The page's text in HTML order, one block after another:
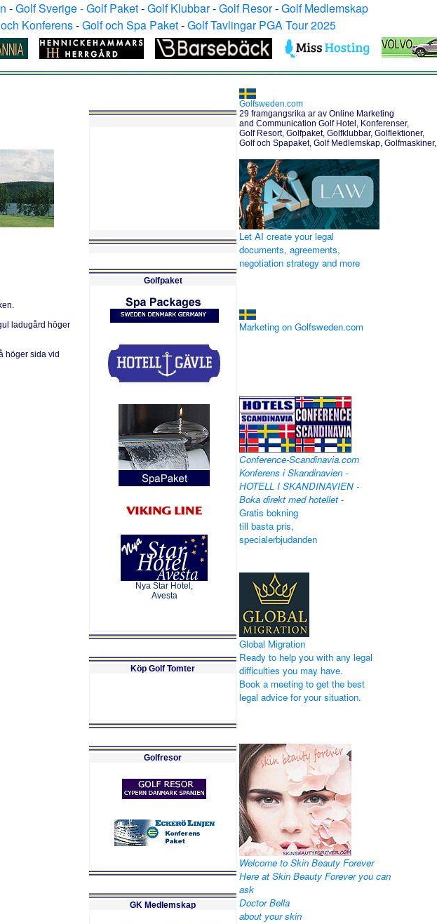
-Golf Sverige - Golf Paket-Golf Klubbar-Golf Resor-Golf Medlemskap
Konferens-Golf och Spa Paket-Golf Tavlingar PGA Tour 2025
ladugård höger
höger sida vid
Golfpaket
Nya Star Hotel,
Avesta
Köp Golf Tomter
Golfresor
GK Medlemskap
Golfsweden.com
29 framgangsrika ar av Online Marketing
and Communication Golf Hotel, Konferenser,
Golf Resort, Golfpaket, Golfklubbar, Golflektioner,
Golf och Spapaket, Golf Medlemskap, Golfmaskiner,
Let AI create your legal
documents, agreements,
negotiation strategy and more
Marketing on Golfsweden.com
Conference-Scandinavia.com
Konferens i Skandinavien -
HOTELL I SKANDINAVIEN -
Boka direkt med hotellet-
Gratis bokning
till basta pris,
specialerbjudanden
Global Migration
Ready to help you with any legal
difficulties you may have.
Book a meeting to get the best
legal advice for your situation.
Welcome to Skin Beauty Forever
Here at Skin Beauty Forever you can
ask
Doctor Bella
about your skin